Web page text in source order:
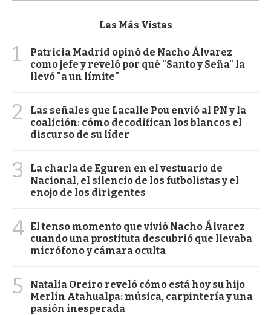
Las Más Vistas
1
Patricia Madrid opinó de Nacho Álvarez
como jefe y reveló por qué "Santo y Seña" la
llevó "a un límite"
2
Las señales que Lacalle Pou envió al PN y la
coalición: cómo decodifican los blancos el
discurso de su líder
3
La charla de Eguren en el vestuario de
Nacional, el silencio de los futbolistas y el
enojo de los dirigentes
4 El tenso momento que vivió Nacho Álvarez
cuando una prostituta descubrió que llevaba
micrófono y cámara oculta
5
Natalia Oreiro reveló cómo está hoy su hijo
Merlín Atahualpa: música, carpintería y una
pasión inesperada